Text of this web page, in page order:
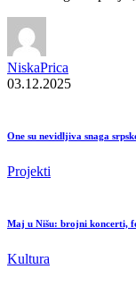
NiskaPrica
03.12.2025
One su nevidljiva snaga
Projekti
Maj u Nišu: brojni koncerti,
Kultura